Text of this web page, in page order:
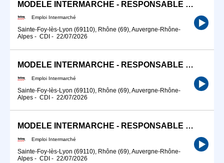
MODELE INTERMARCHE - RESPONSABLE CAISSE (H/F)
Emploi Intermarché
Sainte-Foy-lès-Lyon (69110), Rhône (69), Auvergne-Rhône-
Alpes - CDI - 22/07/2026
MODELE INTERMARCHE - RESPONSABLE CAISSE (H/F)
Emploi Intermarché
Sainte-Foy-lès-Lyon (69110), Rhône (69), Auvergne-Rhône-
Alpes - CDI - 22/07/2026
MODELE INTERMARCHE - RESPONSABLE CAISSE (H/F)
Emploi Intermarché
Sainte-Foy-lès-Lyon (69110), Rhône (69), Auvergne-Rhône-
Alpes - CDI - 22/07/2026